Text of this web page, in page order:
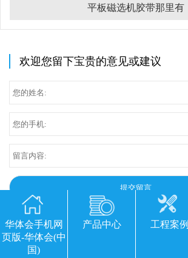
平板磁选机胶带那里有
欢迎您留下宝贵的意见或建议
华体会手机网
页版-华体会(中
国)
产品中心 工程案例